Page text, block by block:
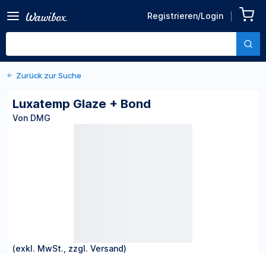
Registrieren/Login
Zurück zur Suche
Luxatemp Glaze + Bond
Von DMG
(exkl. MwSt., zzgl. Versand)